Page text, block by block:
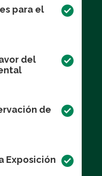
para el
del
de
Exposición